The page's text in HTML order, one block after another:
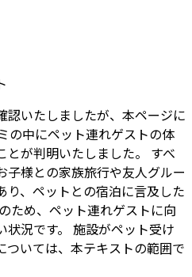
認いたしましたが、本ページに
の中にペット連れゲストの体
とが判明いたしました。 すべ
子様との家族旅行や友人グルー
り、ペットとの宿泊に言及した
ため、ペット連れゲストに向
状況です。 施設がペット受け
ついては、本テキストの範囲で